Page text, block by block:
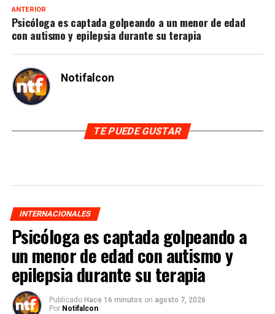
ANTERIOR
Psicóloga es captada golpeando a un menor de edad
con autismo y epilepsia durante su terapia
Notifalcon
TE PUEDE GUSTAR
INTERNACIONALES
Psicóloga es captada golpeando a
un menor de edad con autismo y
epilepsia durante su terapia
Publicado Hace 16 minutos on agosto 7, 2026
Por Notifalcon